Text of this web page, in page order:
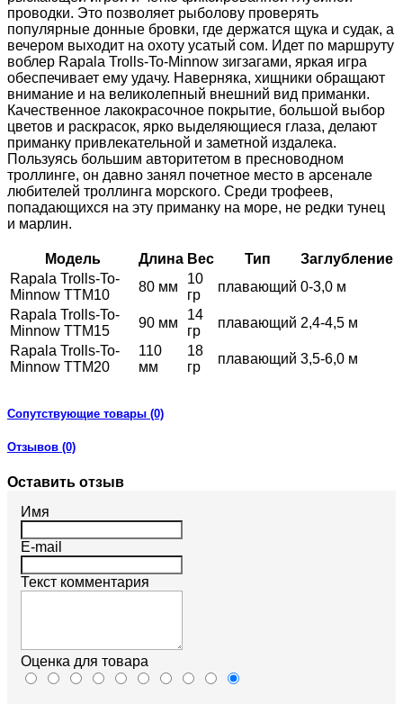
проводки. Это позволяет рыболову проверять
популярные донные бровки, где держатся щука и судак, а
вечером выходит на охоту усатый сом. Идет по маршруту
воблер Rapala Trolls-To-Minnow зигзагами, яркая игра
обеспечивает ему удачу. Наверняка, хищники обращают
внимание и на великолепный внешний вид приманки.
Качественное лакокрасочное покрытие, большой выбор
цветов и раскрасок, ярко выделяющиеся глаза, делают
приманку привлекательной и заметной издалека.
Пользуясь большим авторитетом в пресноводном
троллинге, он давно занял почетное место в арсенале
любителей троллинга морского. Среди трофеев,
попадающихся на эту приманку на море, не редки тунец
и марлин.
Модель Длина Вес Тип
Заглубление
Rapala Trolls-To-
Minnow TTM10
80 мм
10
гр
плавающий 0-3,0 м
Rapala Trolls-To-
Minnow TTM15
90 мм
14
гр
плавающий 2,4-4,5 м
Rapala Trolls-To-
Minnow TTM20
110
мм
18
гр
плавающий 3,5-6,0 м
Сопутствующие товары (0)
Отзывов (0)
Оставить отзыв
Имя
E-mail
Текст комментария
Оценка для товара